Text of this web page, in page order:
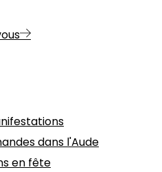
dans l'Aude
en fête